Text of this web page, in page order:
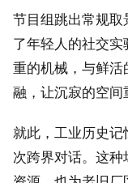
节目组跳出常规
了年轻人的社交
重的机械，与鲜
融，让沉寂的空间
就此，工业历史
次跨界对话。这